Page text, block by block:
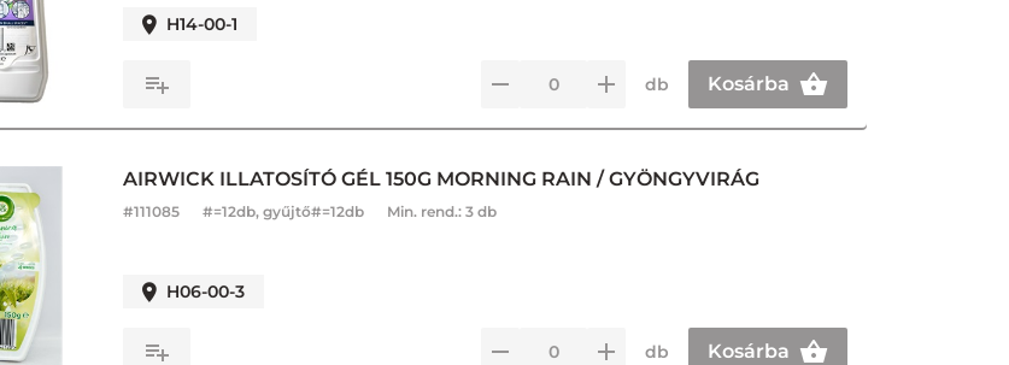
H14-00-1
db Kosárba
AIRWICK ILLATOSÍTÓ GÉL 150G MORNING RAIN / GYÖNGYVIRÁG
#111085 #=12db, gyűjtő#=12db Min. rend.: 3 db
H06-00-3
db Kosárba